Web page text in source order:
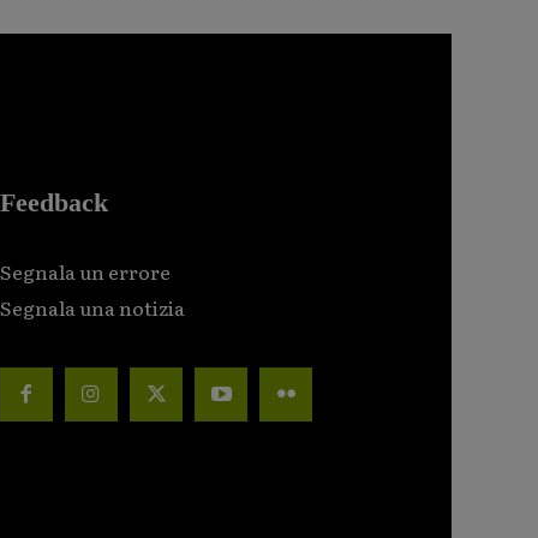
Feedback
Segnala un errore
Segnala una notizia